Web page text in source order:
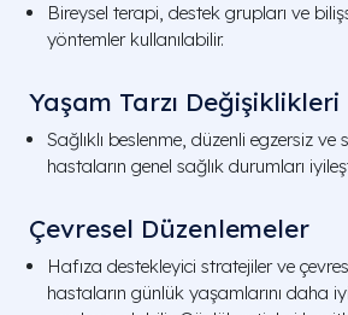
Bireysel terapi, destek grupları ve
yöntemler kullanılabilir.
Yaşam Tarzı Değişiklikleri
Sağlıklı beslenme, düzenli egzersiz
hastaların genel sağlık durumları
Çevresel Düzenlemeler
Hafıza destekleyici stratejiler ve
hastaların günlük yaşamlarını daha